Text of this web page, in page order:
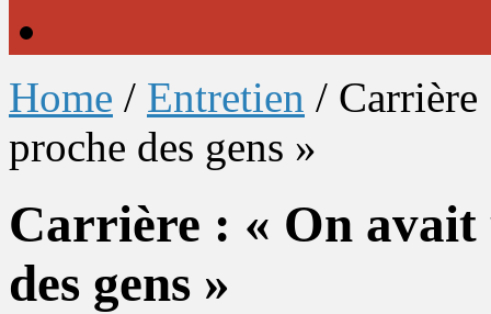
Home / Entretien /
proche des gens »
Carrière : « On avait
des gens »